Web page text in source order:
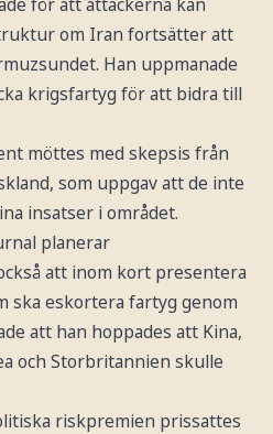
om Iran fortsätter att
Han uppmanade
krigsfartyg för att bidra till
möttes med skepsis från
som uppgav att de inte
insatser i området.
planerar
att inom kort presentera
ska eskortera fartyg genom
att han hoppades att Kina,
och Storbritannien skulle
riskpremien prissattes